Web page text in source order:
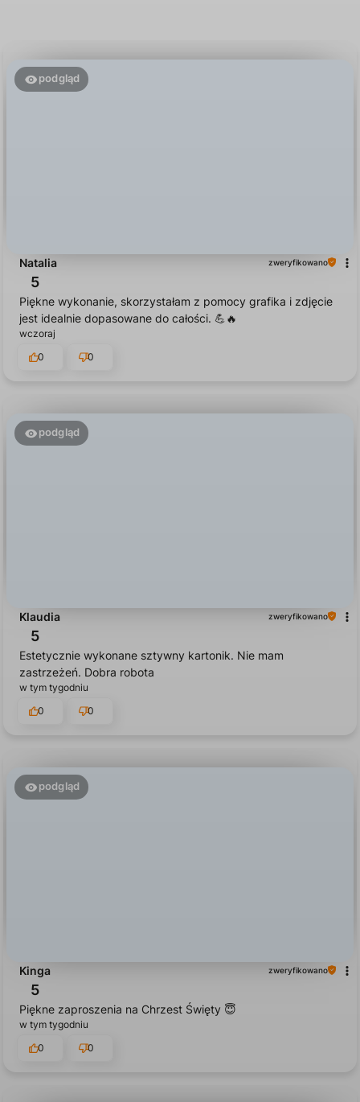
podgląd
Natalia zweryfikowano
5
Piękne wykonanie, skorzystałam z pomocy grafika i zdjęcie
jest idealnie dopasowane do całości. 💪🔥
wczoraj
0
0
podgląd
Klaudia zweryfikowano
5
Estetycznie wykonane sztywny kartonik. Nie mam
zastrzeżeń. Dobra robota
w tym tygodniu
0
0
podgląd
Kinga zweryfikowano
5
Piękne zaproszenia na Chrzest Święty 😇
w tym tygodniu
0
0